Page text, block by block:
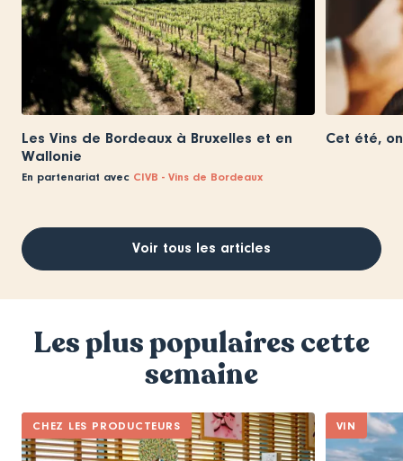
Les Vins de Bordeaux à Bruxelles et en
Wallonie
En partenariat avec CIVB - Vins de Bordeaux
Cet été,
Voir tous les articles
Les plus populaires cette
semaine
CHEZ LES PRODUCTEURS VIN